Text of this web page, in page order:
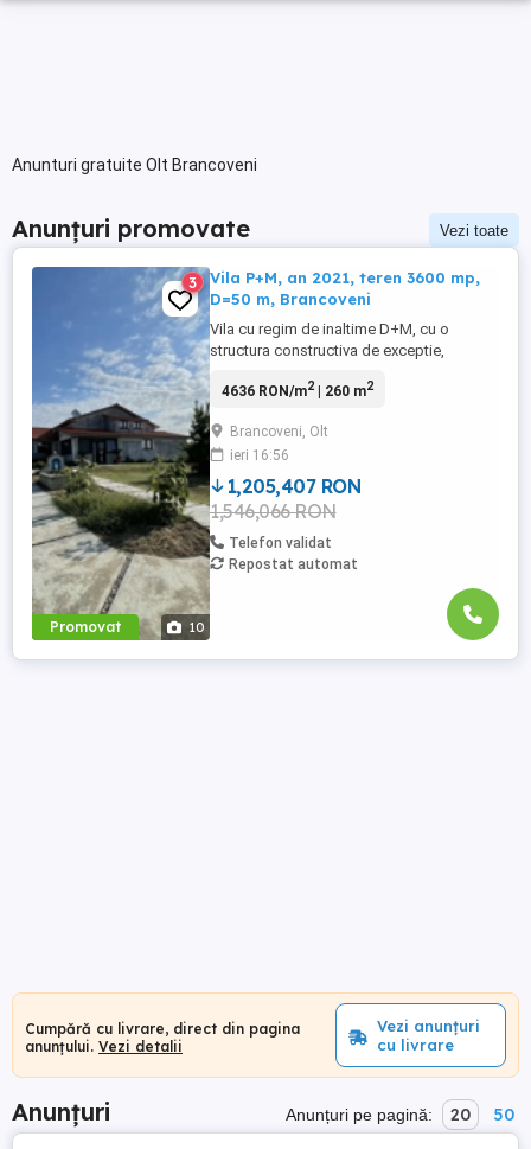
Anunturi gratuite Olt Brancoveni
Anunțuri promovate Vezi toate
Promovat 10
3
Vila P+M, an 2021, teren 3600 mp,
D=50 m, Brancoveni
Vila cu regim de inaltime D+M, cu o
structura constructiva de exceptie,
localitatea Brancoveni, la cca 15 km
Caracal, pe o strada asfaltata si este
amplasata pe un teren de cca 3600 mp,
imprejmuit la strada principala ...
4636 RON/m2| 260 m2
Brancoveni, Olt
ieri 16:56
1,205,407 RON
1,546,066 RON
Telefon validat
Repostat automat
Cumpără cu livrare, direct din pagina
anunțului. Vezi detalii
Vezi anunțuri
cu livrare
Anunțuri Anunțuri pe pagină: 20 50